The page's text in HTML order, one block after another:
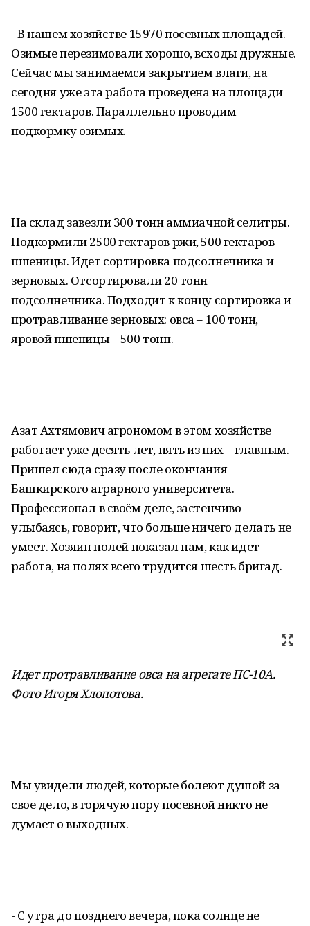
- В нашем хозяйстве 15970 посевных площадей.
Озимые перезимовали хорошо, всходы дружные.
Сейчас мы занимаемся закрытием влаги, на
сегодня уже эта работа проведена на площади
1500 гектаров. Параллельно проводим
подкормку озимых.
На склад завезли 300 тонн аммиачной селитры.
Подкормили 2500 гектаров ржи, 500 гектаров
пшеницы. Идет сортировка подсолнечника и
зерновых. Отсортировали 20 тонн
подсолнечника. Подходит к концу сортировка и
протравливание зерновых: овса – 100 тонн,
яровой пшеницы – 500 тонн.
Азат Ахтямович агрономом в этом хозяйстве
работает уже десять лет, пять из них – главным.
Пришел сюда сразу после окончания
Башкирского аграрного университета.
Профессионал в своём деле, застенчиво
улыбаясь, говорит, что больше ничего делать не
умеет. Хозяин полей показал нам, как идет
работа, на полях всего трудится шесть бригад.
Идет протравливание овса на агрегате ПС-10А.
Фото Игоря Хлопотова.
Мы увидели людей, которые болеют душой за
свое дело, в горячую пору посевной никто не
думает о выходных.
- С утра до позднего вечера, пока солнце не